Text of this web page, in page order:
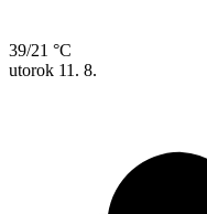
39/21 °C
utorok 11. 8.